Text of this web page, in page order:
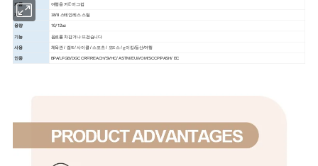
제품 여행용 커𝔼 머그컵
재질 18/8 스테인레스 스틸
용량 10/12oz
기능 음료를 차갑거나 뜨겁습니다
사용 체육관 / 캠𝔄 / 사이클 / 스포츠 / 오𝔼스 / 𝕘이킹/등산/여행
인증 BPA/LFGB/DGCCRF/REACH/SVHC/ ASTM/EU/VOM/SCCP/PASH/ EC